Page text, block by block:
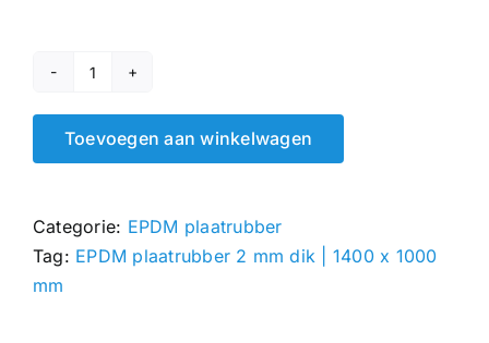
EPDM
plaatrubber
2
1400
x
Toevoegen aan winkelwagen
Categorie: EPDM plaatrubber
Tag: EPDM plaatrubber 2 mm dik | 1400 x 1000
mm